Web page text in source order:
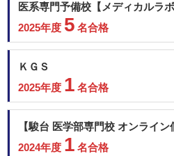
医系専門予備校【メディカルラ
2025年度 5 名合格
ＫＧＳ
2025年度 1 名合格
【駿台 医学部専門校 オンライン
2024年度 1 名合格